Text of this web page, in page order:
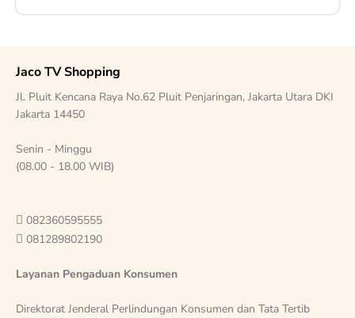
Jaco TV Shopping
Jl. Pluit Kencana Raya No.62 Pluit Penjaringan, Jakarta Utara DKI
Jakarta 14450
Senin - Minggu
(08.00 - 18.00 WIB)
 082360595555
 081289802190
Layanan Pengaduan Konsumen
Direktorat Jenderal Perlindungan Konsumen dan Tata Tertib